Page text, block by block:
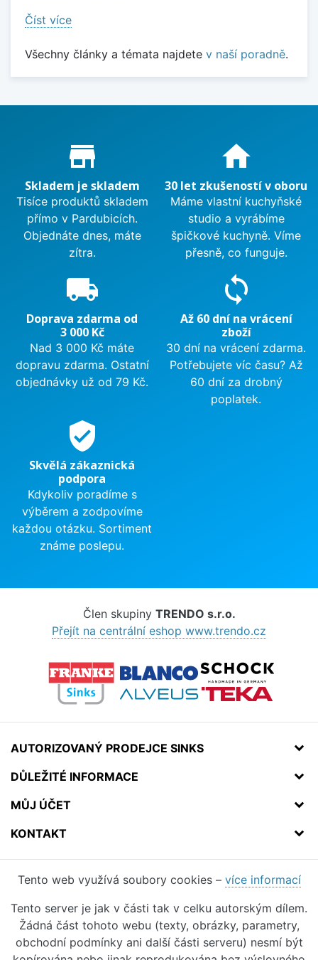
Číst více
Všechny články a témata najdete v naší poradně.
Proč nakupovat u nás?
store_mall_directory
Skladem je skladem
Tisíce produktů skladem
přímo v Pardubicích.
Objednáte dnes, máte
zítra.
home
30 let zkušeností v oboru
Máme vlastní kuchyňské
studio a vyrábíme
špičkové kuchyně. Víme
přesně, co funguje.
local_shipping
Doprava zdarma od
3 000 Kč
Nad 3 000 Kč máte
dopravu zdarma. Ostatní
objednávky už od 79 Kč.
sync
Až 60 dní na vrácení
zboží
30 dní na vrácení zdarma.
Potřebujete víc času? Až
60 dní za drobný
poplatek.
verified_user
Skvělá zákaznická
podpora
Kdykoliv poradíme s
výběrem a zodpovíme
každou otázku. Sortiment
známe poslepu.
Člen skupiny TRENDO s.r.o.
Přejít na centrální eshop www.trendo.cz
AUTORIZOVANÝ PRODEJCE SINKS
DŮLEŽITÉ INFORMACE
MŮJ ÚČET
KONTAKT
Tento web využívá soubory cookies – více informací
Tento server je jak v části tak v celku autorským dílem.
Žádná část tohoto webu (texty, obrázky, parametry,
obchodní podmínky ani další části serveru) nesmí být